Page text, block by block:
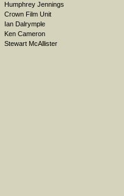
Humphrey Jennings
Crown Film Unit
Ian Dalrymple
Ken Cameron
Stewart McAllister